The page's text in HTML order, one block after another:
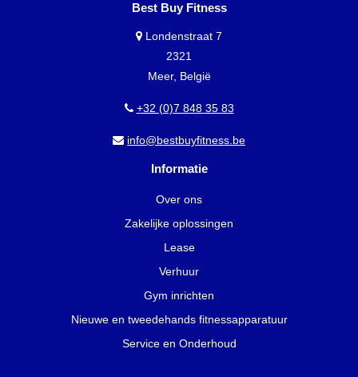
Best Buy Fitness
Londenstraat 7
2321
Meer, België
+32 (0)7 848 35 83
info@bestbuyfitness.be
Informatie
Over ons
Zakelijke oplossingen
Lease
Verhuur
Gym inrichten
Nieuwe en tweedehands fitnessapparatuur
Service en Onderhoud